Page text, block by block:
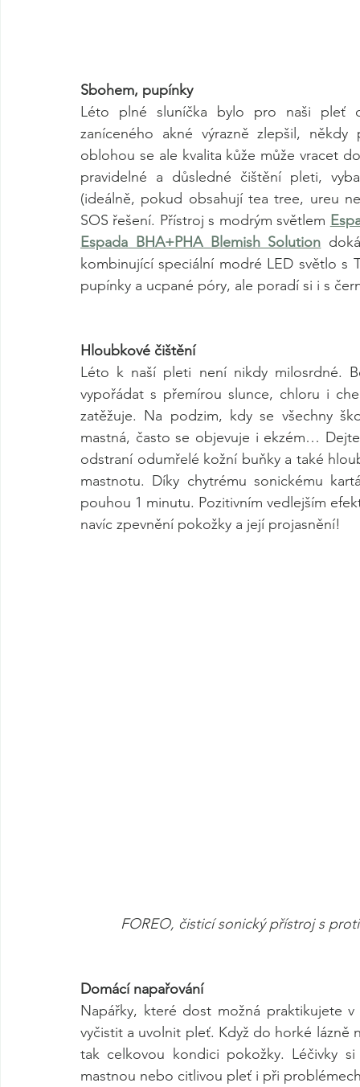
Sbohem, pupínky
Léto plné sluníčka bylo pro naši pleť
zaníceného akné výrazně zlepšil,
oblohou se ale kvalita kůže může vracet
pravidelné a důsledné čištění pleti,
(ideálně, pokud obsahují tea tree, ureu
SOS řešení. Přístroj s modrým světlem
Espada BHA+PHA Blemish Solution
kombinující speciální modré LED světlo s
pupínky a ucpané póry, ale poradí si i s
Hloubkové čištění
Léto k naší pleti není nikdy milosrdné.
vypořádat s přemírou slunce, chloru i
zatěžuje. Na podzim, kdy se všechny
mastná, často se objevuje i ekzém…
odstraní odumřelé kožní buňky a také
mastnotu. Díky chytrému sonickému
pouhou 1 minutu. Pozitivním vedlejším
navíc zpevnění pokožky a její projasnění!
FOREO, čisticí sonický přístroj s
Domácí napařování
Napářky, které dost možná praktikujete
vyčistit a uvolnit pleť. Když do horké
tak celkovou kondici pokožky. Léčivky
mastnou nebo citlivou pleť i při